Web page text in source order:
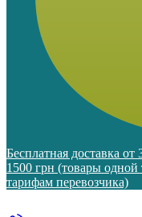
Бесплатная доставка
1500 грн (товары
тарифам перевозчика)